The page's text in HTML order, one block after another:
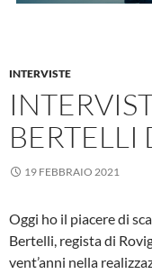
INTERVISTE
BERTELLI
19 FEBBRAIO 2021
Oggi ho il piacere di
Bertelli, regista di
vent’anni nella